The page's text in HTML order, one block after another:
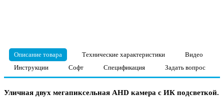
Описание товара Технические характеристики
Видео
Инструкции
Софт Спецификация Задать вопрос
Уличная двух мегапиксельная AHD камера с ИК подсветкой.